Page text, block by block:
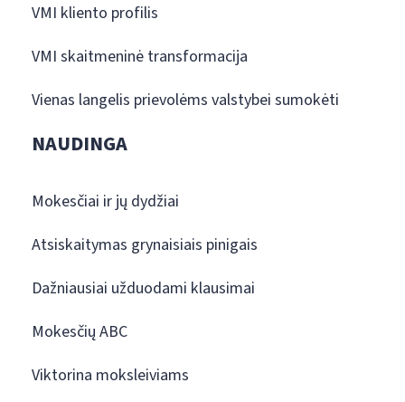
VMI kliento profilis
VMI skaitmeninė transformacija
Vienas langelis prievolėms valstybei sumokėti
NAUDINGA
Mokesčiai ir jų dydžiai
Atsiskaitymas grynaisiais pinigais
Dažniausiai užduodami klausimai
Mokesčių ABC
Viktorina moksleiviams